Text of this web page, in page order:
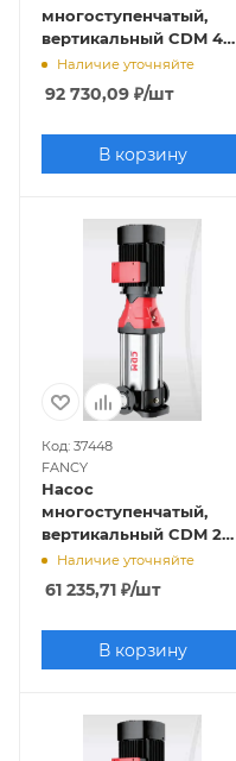
многоступенчатый,
вертикальный CDM 42-
1 (4кВт, 380В, 42м3/ч,
20м), FANCY
Наличие уточняйте
92 730,09 ₽/шт
В корзину
Код: 37448
FANCY
Насос
многоступенчатый,
вертикальный CDM 20-
2 (2,2кВт, 380В, 20м3/ч,
22м), FANCY
Наличие уточняйте
61 235,71 ₽/шт
В корзину